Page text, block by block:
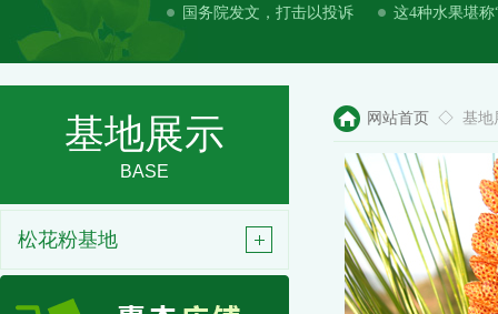
国务院发文，打击以投诉 这4种水果堪称
基地展示
BASE
松花粉基地
网站首页 ◇ 基地